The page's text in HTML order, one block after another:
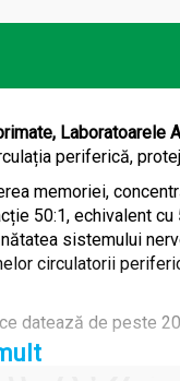
Laboratoarele
periferică,
memoriei,
50:1, echivalent
sistemului
circulatorii
datează de peste